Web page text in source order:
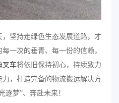
坚持走绿色生态发展道路，才
一次的垂青、每一份的信赖，
叉车将依旧保持初心，持续致力
，打造完备的物流搬运解决方
逐梦”、奔赴未来！